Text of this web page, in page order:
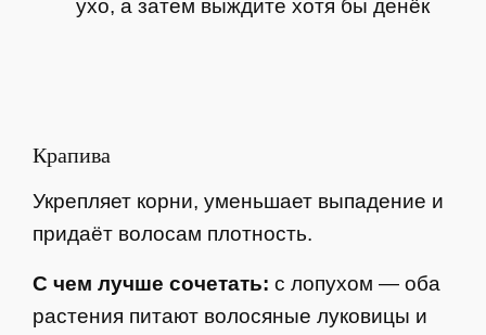
ухо, а затем выждите хотя бы денёк
Крапива
Укрепляет корни, уменьшает выпадение и
придаёт волосам плотность.
С чем лучше сочетать: с лопухом — оба
растения питают волосяные луковицы и